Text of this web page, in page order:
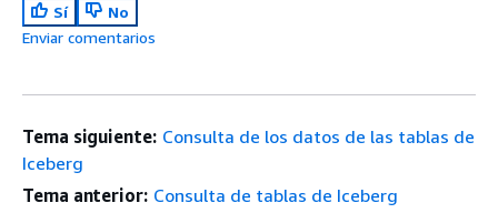
Sí
No
Enviar comentarios
Tema siguiente: Consulta de los datos de las tablas de
Iceberg
Tema anterior: Consulta de tablas de Iceberg